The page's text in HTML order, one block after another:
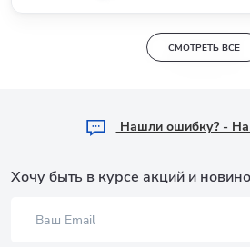
СМОТРЕТЬ ВСЕ
Hашли ошибку? -
Хочу быть в курсе акций и